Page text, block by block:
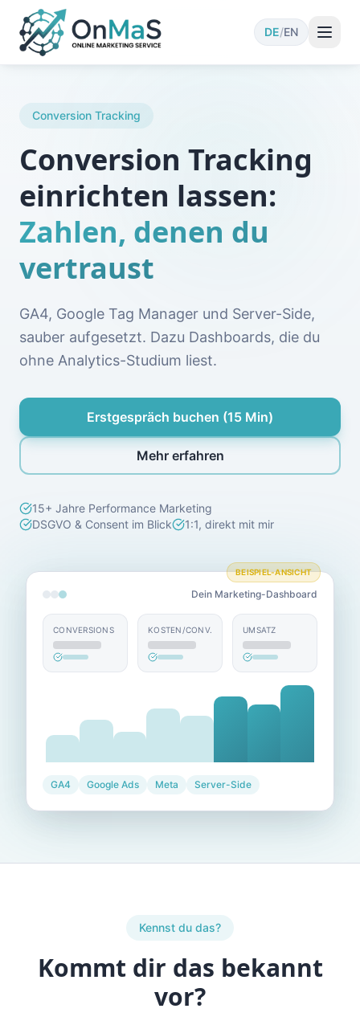
DE/EN
Conversion Tracking
Conversion Tracking
einrichten lassen:
Zahlen, denen du
vertraust
GA4, Google Tag Manager und Server-Side,
sauber aufgesetzt. Dazu Dashboards, die du
ohne Analytics-Studium liest.
Erstgespräch buchen (15 Min)
Mehr erfahren
15+ Jahre Performance Marketing
DSGVO & Consent im Blick
1:1, direkt mit mir
BEISPIEL-ANSICHT
Dein Marketing-Dashboard
CONVERSIONS KOSTEN/CONV. UMSATZ
GA4 Google Ads Meta Server-Side
Kennst du das?
Kommt dir das bekannt
vor?